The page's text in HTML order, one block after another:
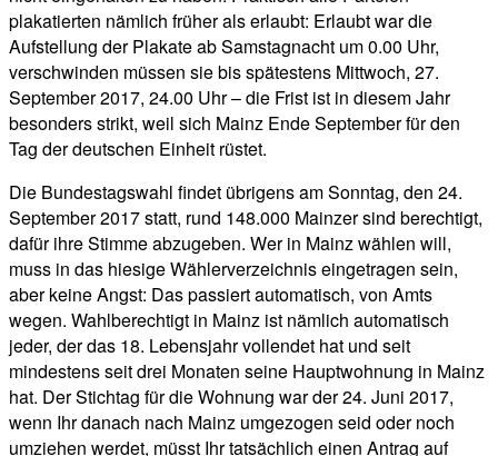
plakatierten nämlich früher als erlaubt: Erlaubt war die
Aufstellung der Plakate ab Samstagnacht um 0.00 Uhr,
verschwinden müssen sie bis spätestens Mittwoch, 27.
September 2017, 24.00 Uhr – die Frist ist in diesem Jahr
besonders strikt, weil sich Mainz Ende September für den
Tag der deutschen Einheit rüstet.
Die Bundestagswahl findet übrigens am Sonntag, den 24.
September 2017 statt, rund 148.000 Mainzer sind berechtigt,
dafür ihre Stimme abzugeben. Wer in Mainz wählen will,
muss in das hiesige Wählerverzeichnis eingetragen sein,
aber keine Angst: Das passiert automatisch, von Amts
wegen. Wahlberechtigt in Mainz ist nämlich automatisch
jeder, der das 18. Lebensjahr vollendet hat und seit
mindestens seit drei Monaten seine Hauptwohnung in Mainz
hat. Der Stichtag für die Wohnung war der 24. Juni 2017,
wenn Ihr danach nach Mainz umgezogen seid oder noch
umziehen werdet, müsst Ihr tatsächlich einen Antrag auf